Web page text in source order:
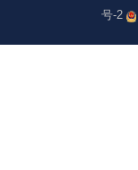
号-2